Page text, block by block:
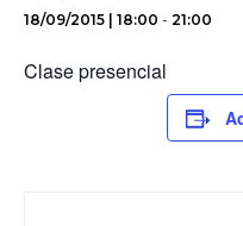
18/09/2015 | 18:00 - 21:00
Clase presencial